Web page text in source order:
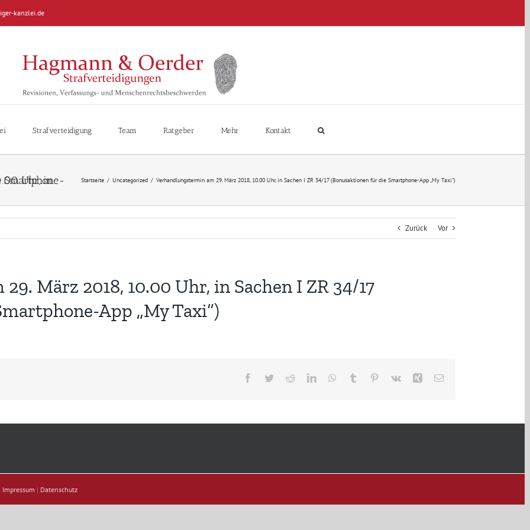
kanzlei.de
Strafverteidigung Team Ratgeber Mehr Kontakt
Startseite / Uncategorized / Verhandlungstermin am 29. März 2018, 10.00 Uhr, in Sachen I ZR 34/17 (Bonusaktionen für die Smartphone-App „My Taxi“)
Zurück Vor
März 2018, 10.00 Uhr, in Sachen I ZR 34/17
App „My Taxi“)
Facebook
TwitterRedditLinkedInWhatsApp
Tumblr Pinterest
Vk Xing E-
Impressum | Datenschutz